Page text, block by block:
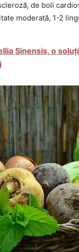
de boli
moderată, 1-2
Sinensis, o